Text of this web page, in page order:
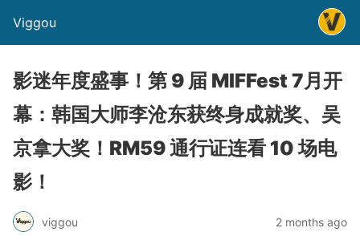
Viggou
影迷年度盛事！第 9 届 MIFFest 7月开
幕：韩国大师李沧东获终身成就奖、吴
京拿大奖！RM59 通行证连看 10 场电
影！
viggou 2 months ago